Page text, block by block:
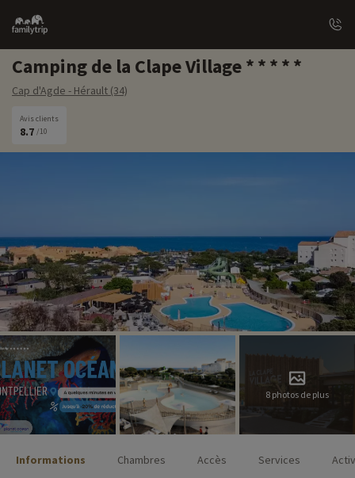
Family
trip
Camping de la Clape Village
Cap d'Agde - Hérault (34)
Avis clients
8.7 /10
8 photos de plus
Informations Chambres Accès Services